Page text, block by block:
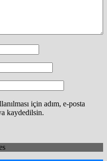
için adım, e-posta
kaydedilsin.